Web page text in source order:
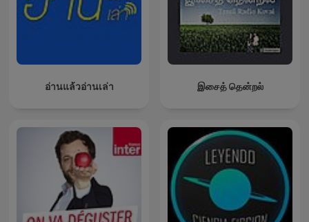
อ่านแล้วอ่านเล่า இசைத் தென்றல்